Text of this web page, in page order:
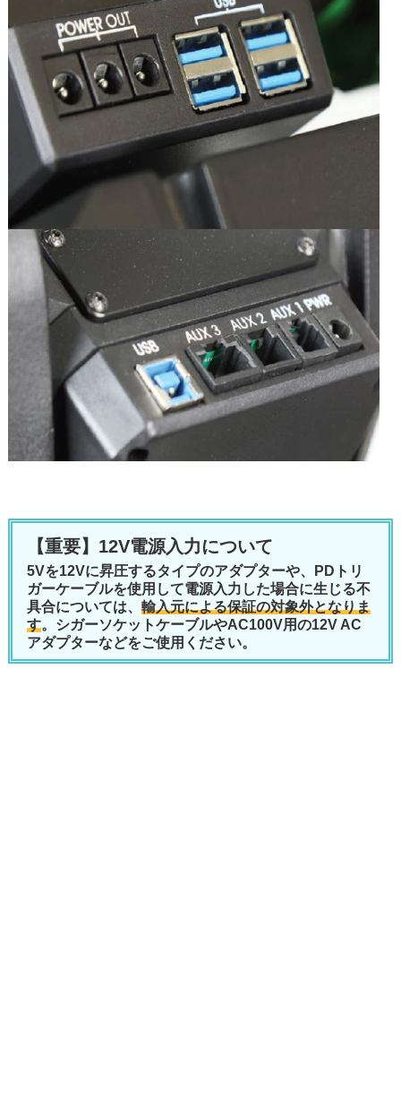
【重要】12V電源入力について
5Vを12Vに昇圧するタイプのアダプターや、PDトリ
ガーケーブルを使用して電源入力した場合に生じる不
具合については、 輸入元による保証の対象外となりま
す。シガーソケットケーブルやAC100V用の12V AC
アダプターなどをご使用ください。